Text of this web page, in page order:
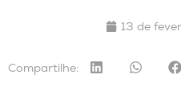
13 de
Compartilhe: